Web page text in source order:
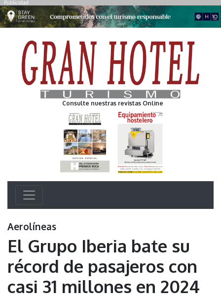
Publicidad
Consulte nuestras revistas Online
Aerolíneas
El Grupo Iberia bate su
récord de pasajeros con
casi 31 millones en 2024